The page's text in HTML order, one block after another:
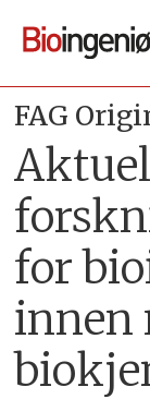
FAG
for
innen